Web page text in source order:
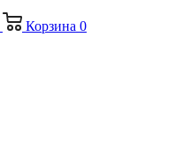
Корзина 0